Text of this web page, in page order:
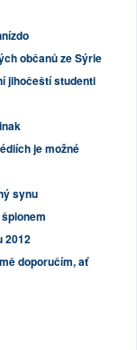
občanů ze Sýrie
jihočeští studenti
je možné
synu
2012
doporučím, ať